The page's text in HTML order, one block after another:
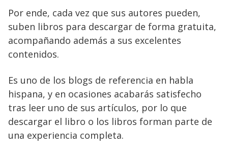
Por ende, cada vez que sus autores pueden,
suben libros para descargar de forma gratuita,
acompañando además a sus excelentes
contenidos.
Es uno de los blogs de referencia en habla
hispana, y en ocasiones acabarás satisfecho
tras leer uno de sus artículos, por lo que
descargar el libro o los libros forman parte de
una experiencia completa.